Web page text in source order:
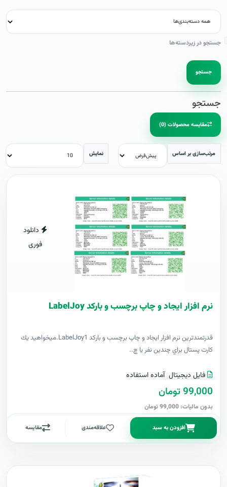
جستجو در زیردسته‌ها
جستجو
جستجو
مقایسه محصولات (0)
مرتب‌سازی بر اساس نمایش
دانلود
فوری
نرم افزار ایجاد و چاپ برچسب و بارکد LabelJoy
قدرتمندترين نرم افزار ایجاد و چاپ برچسب و بارکد LabelJoy1.ميخواهيد يك
كارت پستال براي چندين نفر يا چ..
فایل دیجیتال آماده استفاده
99,000 تومان
بدون مالیات: 99,000 تومان
افزودن به سبد علاقه‌مندی مقایسه